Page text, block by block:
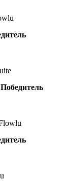
Победитель